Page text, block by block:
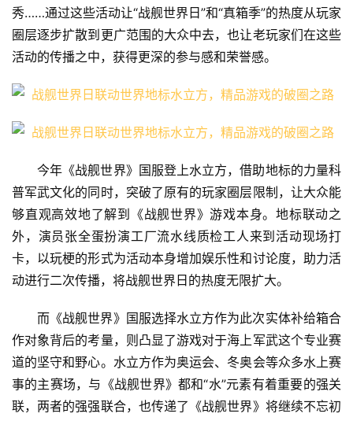
秀……通过这些活动让“战舰世界日”和“真箱季”的热度从玩家
圈层逐步扩散到更广范围的大众中去，也让老玩家们在这些
活动的传播之中，获得更深的参与感和荣誉感。
今年《战舰世界》国服登上水立方，借助地标的力量科
普军武文化的同时，突破了原有的玩家圈层限制，让大众能
够直观高效地了解到《战舰世界》游戏本身。地标联动之
外，演员张全蛋扮演工厂流水线质检工人来到活动现场打
卡，以玩梗的形式为活动本身增加娱乐性和讨论度，助力活
动进行二次传播，将战舰世界日的热度无限扩大。
而《战舰世界》国服选择水立方作为此次实体补给箱合
作对象背后的考量，则凸显了游戏对于海上军武这个专业赛
道的坚守和野心。水立方作为奥运会、冬奥会等众多水上赛
事的主赛场，与《战舰世界》都和“水”元素有着重要的强关
联，两者的强强联合，也传递了《战舰世界》将继续不忘初